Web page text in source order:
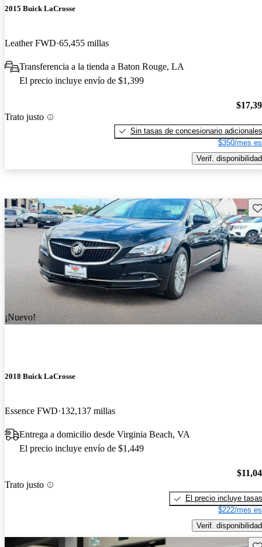
2015 Buick LaCrosse
Leather FWD 65,455 millas
Transferencia a la tienda a Baton Rouge, LA
El precio incluye envío de $1,399
Trato justo
Sin tasas de concesionario adicionales
$350/mes
Verif. disponibilidad
¡Nuevo!
2018 Buick LaCrosse
Essence FWD 132,137 millas
Entrega a domicilio desde Virginia Beach, VA
El precio incluye envío de $1,449
Trato justo
El precio incluye tasas
$222/mes
Verif. disponibilidad